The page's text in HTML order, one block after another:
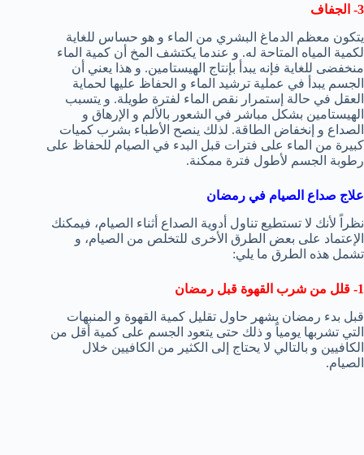
3- الجفاف
يتكون معظم الدماغ البشري من الماء و هو حساس للغاية
لكمية المياه المتاحة له. و عندما يكتشف المخ أن كمية الماء
منخفضى للغاية فإنه يبدأ بإنتاج الهيستامين. و هذا يعني أن
الجسم يبدأ في عملية ترشيد الماء و الحفاظ عليها لحماية
العقل في حالة إستمرار نقص الماء لفترة طويلة. و يتسبب
الهيستامين بشكل مباشر في الشعور بالألم و الإرهاق و
الصداع و إنخفاض الطاقة. لذلك ينصح الأطباء بشرب كميات
كبيرة من الماء على فترات قبل البدء في الصيام للحفاظ على
رطوبة الجسم لأطول فترة ممكنة.
علاج صداع الصيام في رمضان
نظراً لأنك لا تستطيع تناول أدوية الصداع أثناء الصيام، فيمكنك
الإعتماد على بعض الطرق الأخرى للتخلص من الصيام، و
تشمل هذه الطرق ما يلي:
1- قلل من شرب القهوة قبل رمضان
قبل بدء رمضان بشهر حاول تقليل كمية القهوة و المنبهات
التي تشربها يومياً و ذلك حتى يتعود الجسم على كمية أقل من
الكافيين و بالتالي لا يحتاج إلى الكثير من الكافيين خلال
الصيام.